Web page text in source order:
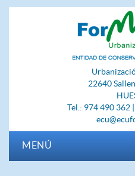
22640
Tel.: 974 490 362
MENÚ